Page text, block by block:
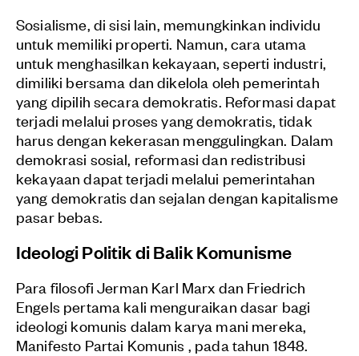
Sosialisme, di sisi lain, memungkinkan individu
untuk memiliki properti. Namun, cara utama
untuk menghasilkan kekayaan, seperti industri,
dimiliki bersama dan dikelola oleh pemerintah
yang dipilih secara demokratis. Reformasi dapat
terjadi melalui proses yang demokratis, tidak
harus dengan kekerasan menggulingkan. Dalam
demokrasi sosial, reformasi dan redistribusi
kekayaan dapat terjadi melalui pemerintahan
yang demokratis dan sejalan dengan kapitalisme
pasar bebas.
Ideologi Politik di Balik Komunisme
Para filosofi Jerman Karl Marx dan Friedrich
Engels pertama kali menguraikan dasar bagi
ideologi komunis dalam karya mani mereka,
Manifesto Partai Komunis , pada tahun 1848.